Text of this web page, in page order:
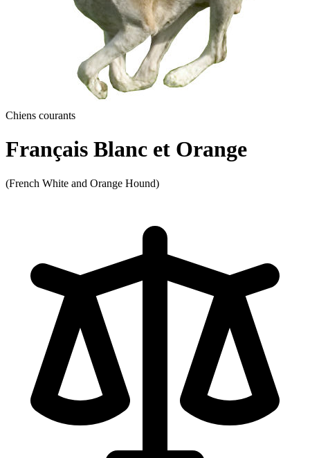
Chiens courants
Français Blanc et Orange
(French White and Orange Hound)